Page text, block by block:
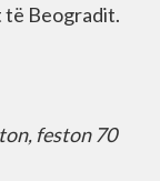
të Beogradit.
feston 70